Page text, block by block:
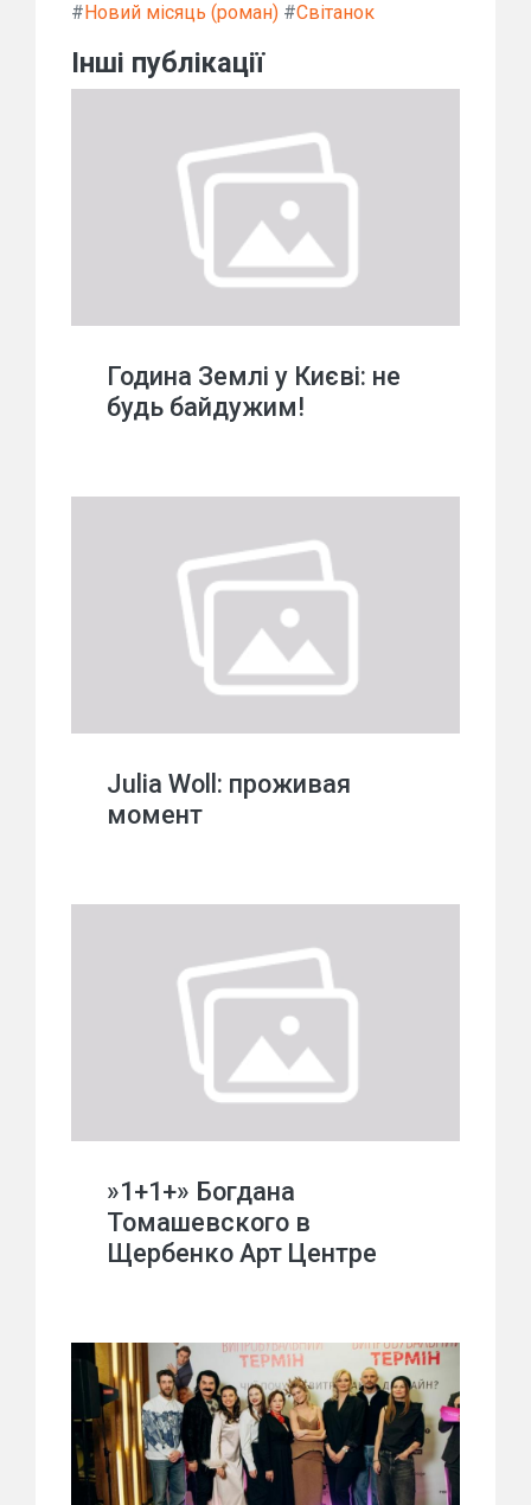
#Новий місяць (роман) #Світанок
Інші публікації
Година Землі у Києві: не
будь байдужим!
Julia Woll: проживая
момент
»1+1+» Богдана
Томашевского в
Щербенко Арт Центре